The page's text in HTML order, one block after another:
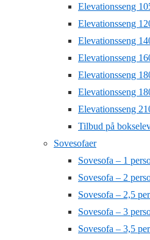
Elevationsseng
Elevationsseng
Elevationsseng
Elevationsseng
Elevationsseng
Elevationsseng
Elevationsseng
Tilbud på
Sovesofaer
Sovesofa – 1
Sovesofa – 2
Sovesofa – 2,5
Sovesofa – 3
Sovesofa – 3,5